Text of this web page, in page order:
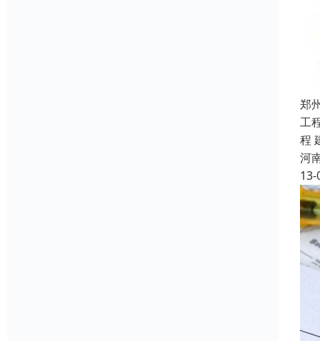
郑
工
程
河
13-